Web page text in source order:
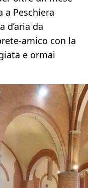
a Peschiera
d’aria da
amico con la
e ormai